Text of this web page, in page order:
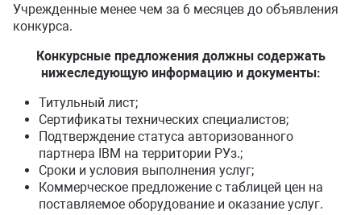
Учрежденные менее чем за 6 месяцев до объявления
конкурса.
Конкурсные предложения должны содержать
нижеследующую информацию и документы:
Титульный лист;
Сертификаты технических специалистов;
Подтверждение статуса авторизованного
партнера IBM на территории РУз.;
Сроки и условия выполнения услуг;
Коммерческое предложение с таблицей цен на
поставляемое оборудование и оказание услуг.